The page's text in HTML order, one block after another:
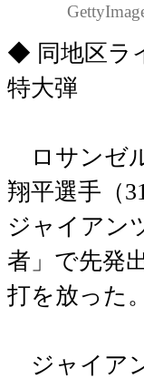
◆ 同地区ラ
特大弾
ロサンゼ
翔平選手（
ジャイアン
者」で先発
打を放った。
ジャイア